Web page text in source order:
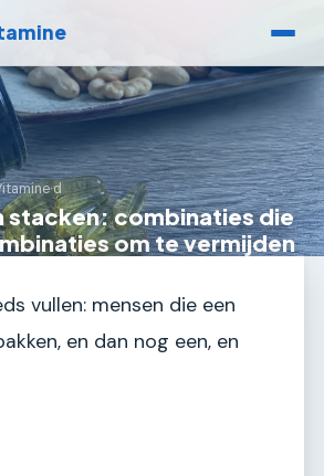
d
stacken: combinaties die
om te vermijden
vullen: mensen die een
en dan nog een, en